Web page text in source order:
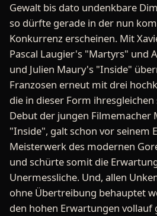
Gewalt bis dato undenkbare
so dürfte gerade in der nun
Konkurrenz erscheinen. Mit
Pascal Laugier's "Martyrs" und
und Julien Maury's "Inside"
Franzosen erneut mit drei
die in dieser Form ihresgleichen
Debut der jungen Filmemacher
"Inside", galt schon vor seinem
Meisterwerk des modernen
und schürte somit die
Unermessliche. Und, allen
ohne Übertreibung behauptet
den hohen Erwartungen vollauf